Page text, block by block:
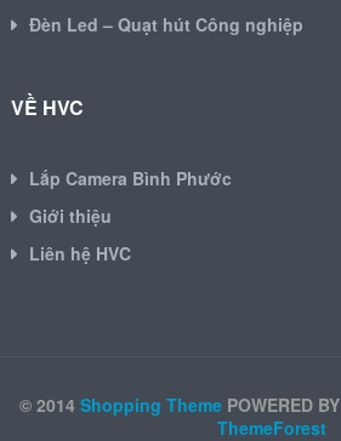
Đèn Led – Quạt hút Công nghiệp
VỀ HVC
Lắp Camera Bình Phước
Giới thiệu
Liên hệ HVC
© 2014 Shopping Theme POWERED BY
ThemeForest